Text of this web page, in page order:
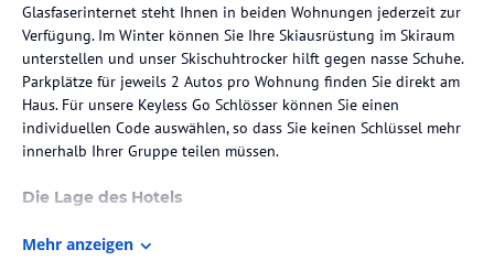
Glasfaserinternet steht Ihnen in beiden Wohnungen jederzeit zur
Verfügung. Im Winter können Sie Ihre Skiausrüstung im Skiraum
unterstellen und unser Skischuhtrocker hilft gegen nasse Schuhe.
Parkplätze für jeweils 2 Autos pro Wohnung finden Sie direkt am
Haus. Für unsere Keyless Go Schlösser können Sie einen
individuellen Code auswählen, so dass Sie keinen Schlüssel mehr
innerhalb Ihrer Gruppe teilen müssen.
Die Lage des Hotels
Haus Gondelspaß entfernt. Im Winter bringt Sie die Gondel ins
Mehr anzeigen